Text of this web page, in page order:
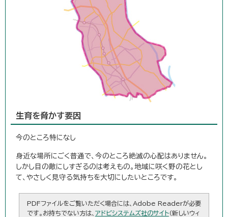
生育を脅かす要因
今のところ特になし
身近な場所にごく普通で、今のところ絶滅の心配はありません。
しかし目の敵にしすぎるのは考えもの。地域に咲く野の花とし
て、やさしく見守る気持ちを大切にしたいところです。
PDFファイルをご覧いただく場合には、Adobe Readerが必要
です。お持ちでない方は、 アドビシステムズ社のサイト（新しいウィ